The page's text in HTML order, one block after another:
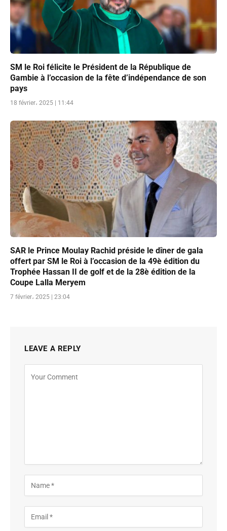
SM le Roi félicite le Président de la République de
Gambie à l’occasion de la fête d’indépendance de son
pays
18 février، 2025 | 11:44
SAR le Prince Moulay Rachid préside le dîner de gala
offert par SM le Roi à l’occasion de la 49è édition du
Trophée Hassan II de golf et de la 28è édition de la
Coupe Lalla Meryem
7 février، 2025 | 23:04
LEAVE A REPLY